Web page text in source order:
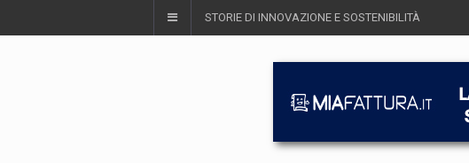
STORIE DI INNOVAZIONE E SOSTENIBILITÀ